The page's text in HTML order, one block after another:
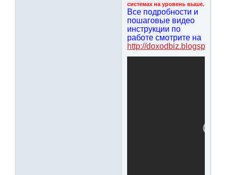
системах на уровень выше.
Все подробности и
пошаговые видео
инструкции по
работе смотрите на
http://